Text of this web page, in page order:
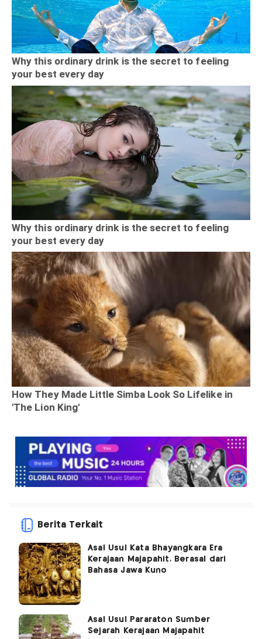
Berita Terkait
Asal Usul Kata Bhayangkara Era
Kerajaan Majapahit, Berasal dari
Bahasa Jawa Kuno
Asal Usul Pararaton Sumber
Sejarah Kerajaan Majapahit